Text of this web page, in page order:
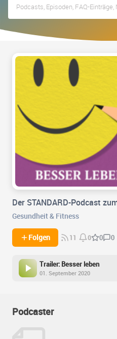
Der STANDARD-Podcast
Gesundheit & Fitness
Folgen 11 0 0 0
Trailer: Besser leben
01. September 2020
Podcaster